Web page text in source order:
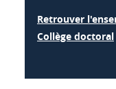
Retrouver
Collège doctoral